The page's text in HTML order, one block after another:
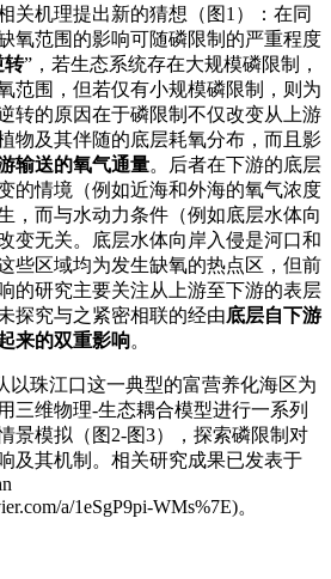
关机理提出新的猜想（图1）：在同
氧范围的影响可随磷限制的严重程度
转”，若生态系统存在大规模磷限制，
范围，但若仅有小规模磷限制，则为
转的原因在于磷限制不仅改变从上游
物及其伴随的底层耗氧分布，而且影
输送的氧气通量。后者在下游的底层
的情境（例如近海和外海的氧气浓度
，而与水动力条件（例如底层水体向
变无关。底层水体向岸入侵是河口和
些区域均为发生缺氧的热点区，但前
的研究主要关注从上游至下游的表层
探究与之紧密相联的经由底层自下游
来的双重影响。
珠江口这一典型的富营养化海区为
三维物理-生态耦合模型进行一系列
景模拟（图2-图3），探索磷限制对
及其机制。相关研究成果已发表于
a/1eSgP9pi-WMs%7E)。